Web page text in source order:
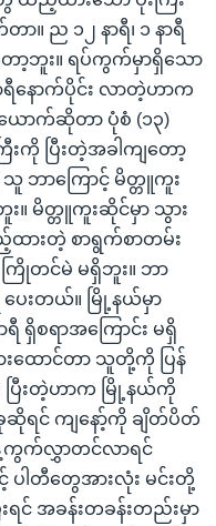
ာ။ ည ၁၂ နာရီ၊ ၁ နာရီ
ာ့ဘူး။ ရပ်ကွက်မှာရှိသော
ရီနောက်ပိုင်း လာတဲ့ဟာက
ာက်ဆိုတာ ပုံစံ (၁၃)
ကို ပြီးတဲ့အခါကျတော့
ဘာကြောင့် မိတ္တူကူး
။ မိတ္တူကူးဆိုင်မှာ သွား
ထားတဲ့ စာရွက်စာတမ်း
ြိုတင်မဲ မရှိဘူး။ ဘာ
ေးတယ်။ မြို့နယ်မှာ
ရှိစရာအကြောင်း မရှိ
ားထောင်တာ သူတို့ကို ပြန်
ပြီးတဲ့ဟာက မြို့နယ်ကို
ရင် ကျနော့်ကို ချိတ်ပိတ်
န့်ကွက်လွှာတင်လာရင်
ပါတီတွေအားလုံး မင်းတို့
ရင် အခန်းတခန်းတည်းမှာ